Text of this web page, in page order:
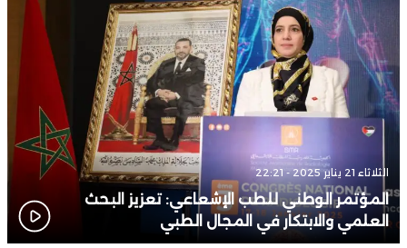
الثلاثاء 21 يناير 2025 - 22:21
المؤتمر الوطني للطب الإشعاعي: تعزيز البحث
العلمي والابتكار في المجال الطبي